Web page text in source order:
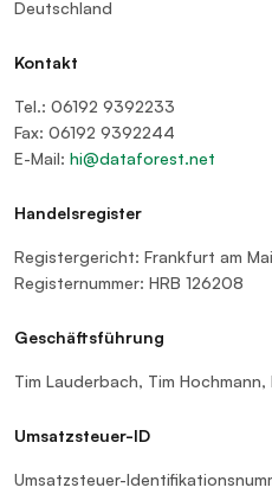
Deutschland
Kontakt
Tel.: 06192 9392233
Fax: 06192 9392244
E-Mail: hi@dataforest.net
Handelsregister
Registergericht: Frankfurt am
Registernummer: HRB 126208
Geschäftsführung
Tim Lauderbach, Tim Hochmann,
Umsatzsteuer-ID
Umsatzsteuer-